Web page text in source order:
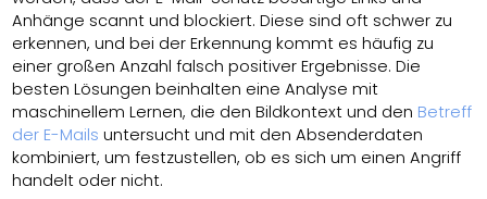
Anhänge scannt und blockiert. Diese sind oft schwer zu
erkennen, und bei der Erkennung kommt es häufig zu
einer großen Anzahl falsch positiver Ergebnisse. Die
besten Lösungen beinhalten eine Analyse mit
maschinellem Lernen, die den Bildkontext und den Betreff
der E-Mails untersucht und mit den Absenderdaten
kombiniert, um festzustellen, ob es sich um einen Angriff
handelt oder nicht.